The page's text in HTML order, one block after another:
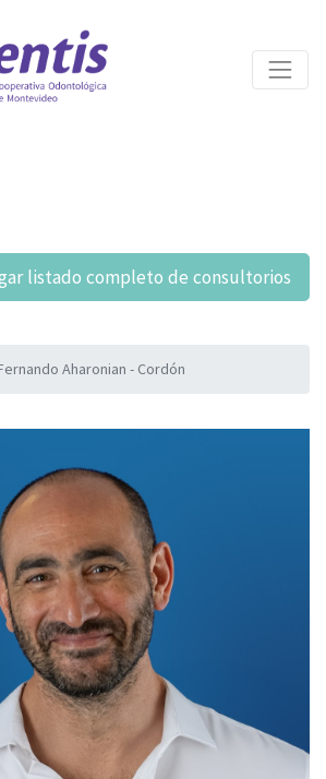
listado completo de consultorios
Aharonian - Cordón